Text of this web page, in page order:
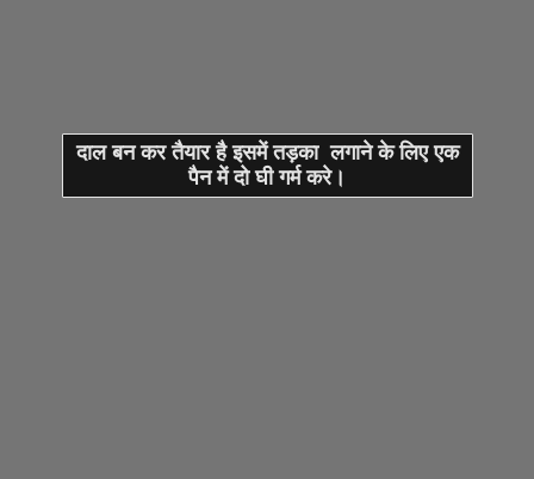
दाल बन कर तैयार है इसमें तड़का लगाने के लिए एक
पैन में दो घी गर्म करे।